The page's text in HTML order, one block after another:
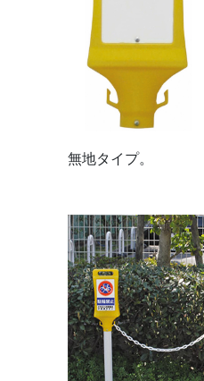
無地タイプ。